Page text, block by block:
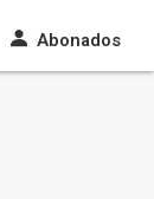
Abonados